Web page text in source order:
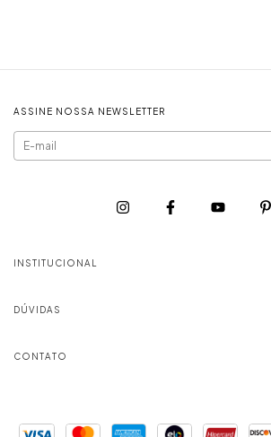
ASSINE NOSSA NEWSLETTER
INSTITUCIONAL
DÚVIDAS
CONTATO